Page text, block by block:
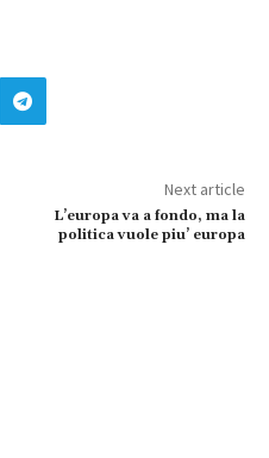
Next article
L’europa va a fondo, ma la
politica vuole piu’ europa